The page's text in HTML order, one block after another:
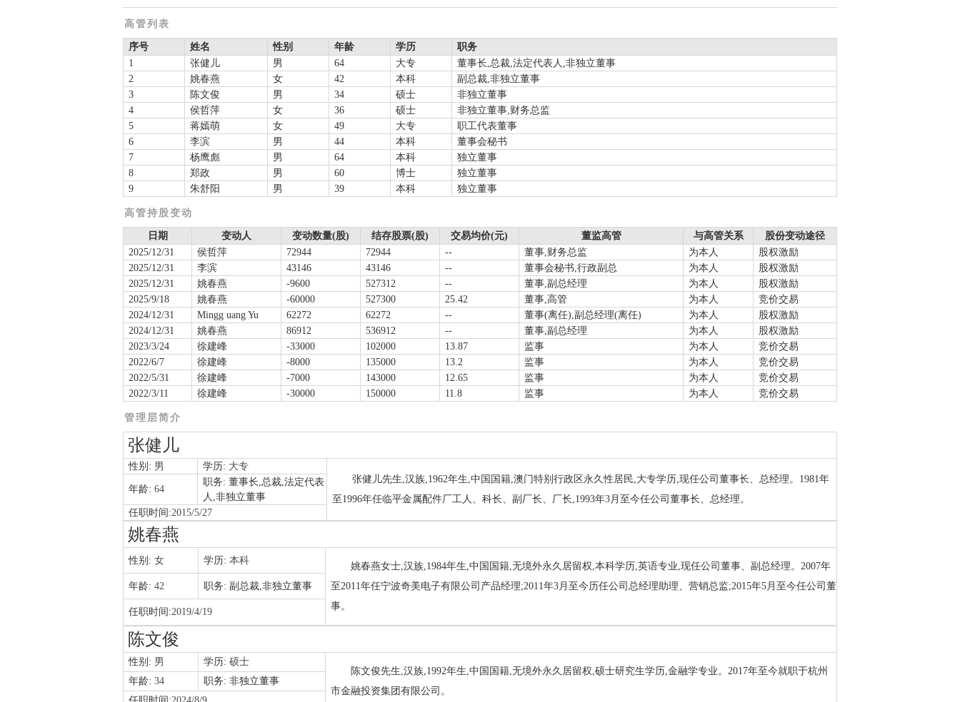
高管列表
序号 姓名 性别 年龄 学历
职务
1
张健儿 男 64 大专
董事长,总裁,法定代表人,非独立董事
2
姚春燕 女 42 本科
副总裁,非独立董事
3
陈文俊 男 34 硕士
非独立董事
4
侯哲萍 女 36 硕士
非独立董事,财务总监
5
蒋嫣萌 女 49 大专
职工代表董事
6
李滨 男 44 本科
董事会秘书
7
杨鹰彪 男 64 本科
独立董事
8
郑政 男 60 博士
独立董事
9
朱舒阳 男 39 本科 独立董事
高管持股变动
日期 变动人 变动数量(股) 结存股票(股) 交易均价(元) 董监高管 与高管关系
股份变动途径
2025/12/31
侯哲萍 72944 72944 -- 董事,财务总监 为本人
股权激励
2025/12/31
李滨 43146 43146 -- 董事会秘书,行政副总 为本人
股权激励
2025/12/31
姚春燕 -9600 527312 -- 董事,副总经理 为本人
股权激励
2025/9/18
姚春燕 -60000 527300 25.42 董事,高管 为本人
竞价交易
2024/12/31
Mingg uang Yu 62272 62272 -- 董事(离任),副总经理(离任) 为本人
股权激励
2024/12/31
姚春燕 86912 536912 -- 董事,副总经理 为本人
股权激励
2023/3/24
徐建峰 -33000 102000 13.87 监事 为本人
竞价交易
2022/6/7
徐建峰 -8000 135000 13.2 监事 为本人
竞价交易
2022/5/31
徐建峰 -7000 143000 12.65 监事 为本人
竞价交易
2022/3/11
徐建峰 -30000 150000 11.8 监事 为本人 竞价交易
管理层简介
张健儿
性别: 男 学历: 大专
张健儿先生,汉族,1962年生,中国国籍,澳门特别行政区永久性居民,大专学历,现任公司董事长、总经理。1981年
至1996年任临平金属配件厂工人、科长、副厂长、厂长,1993年3月至今任公司董事长、总经理。
年龄: 64
职务: 董事长,总裁,法定代表
人,非独立董事
任职时间:2015/5/27
姚春燕
性别: 女 学历: 本科
姚春燕女士,汉族,1984年生,中国国籍,无境外永久居留权,本科学历,英语专业,现任公司董事、副总经理。2007年
至2011年任宁波奇美电子有限公司产品经理;2011年3月至今历任公司总经理助理、营销总监;2015年5月至今任公司董
事。
年龄: 42 职务: 副总裁,非独立董事
任职时间:2019/4/19
陈文俊
性别: 男 学历: 硕士
陈文俊先生,汉族,1992年生,中国国籍,无境外永久居留权,硕士研究生学历,金融学专业。2017年至今就职于杭州
市金融投资集团有限公司。
年龄: 34 职务: 非独立董事